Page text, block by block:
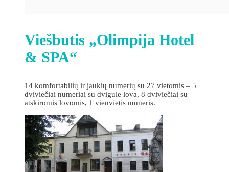
Viešbutis „Olimpija Hotel
& SPA“
14 komfortabilių ir jaukių numerių su 27 vietomis – 5
dviviečiai numeriai su dvigule lova, 8 dviviečiai su
atskiromis lovomis, 1 vienvietis numeris.